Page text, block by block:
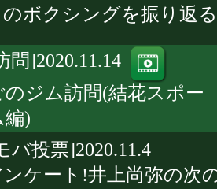
のボクシングを振り返る
問]2020.11.14
のジム訪問(結花スポー
編)
バ投票]2020.11.4
ンケート!井上尚弥の次